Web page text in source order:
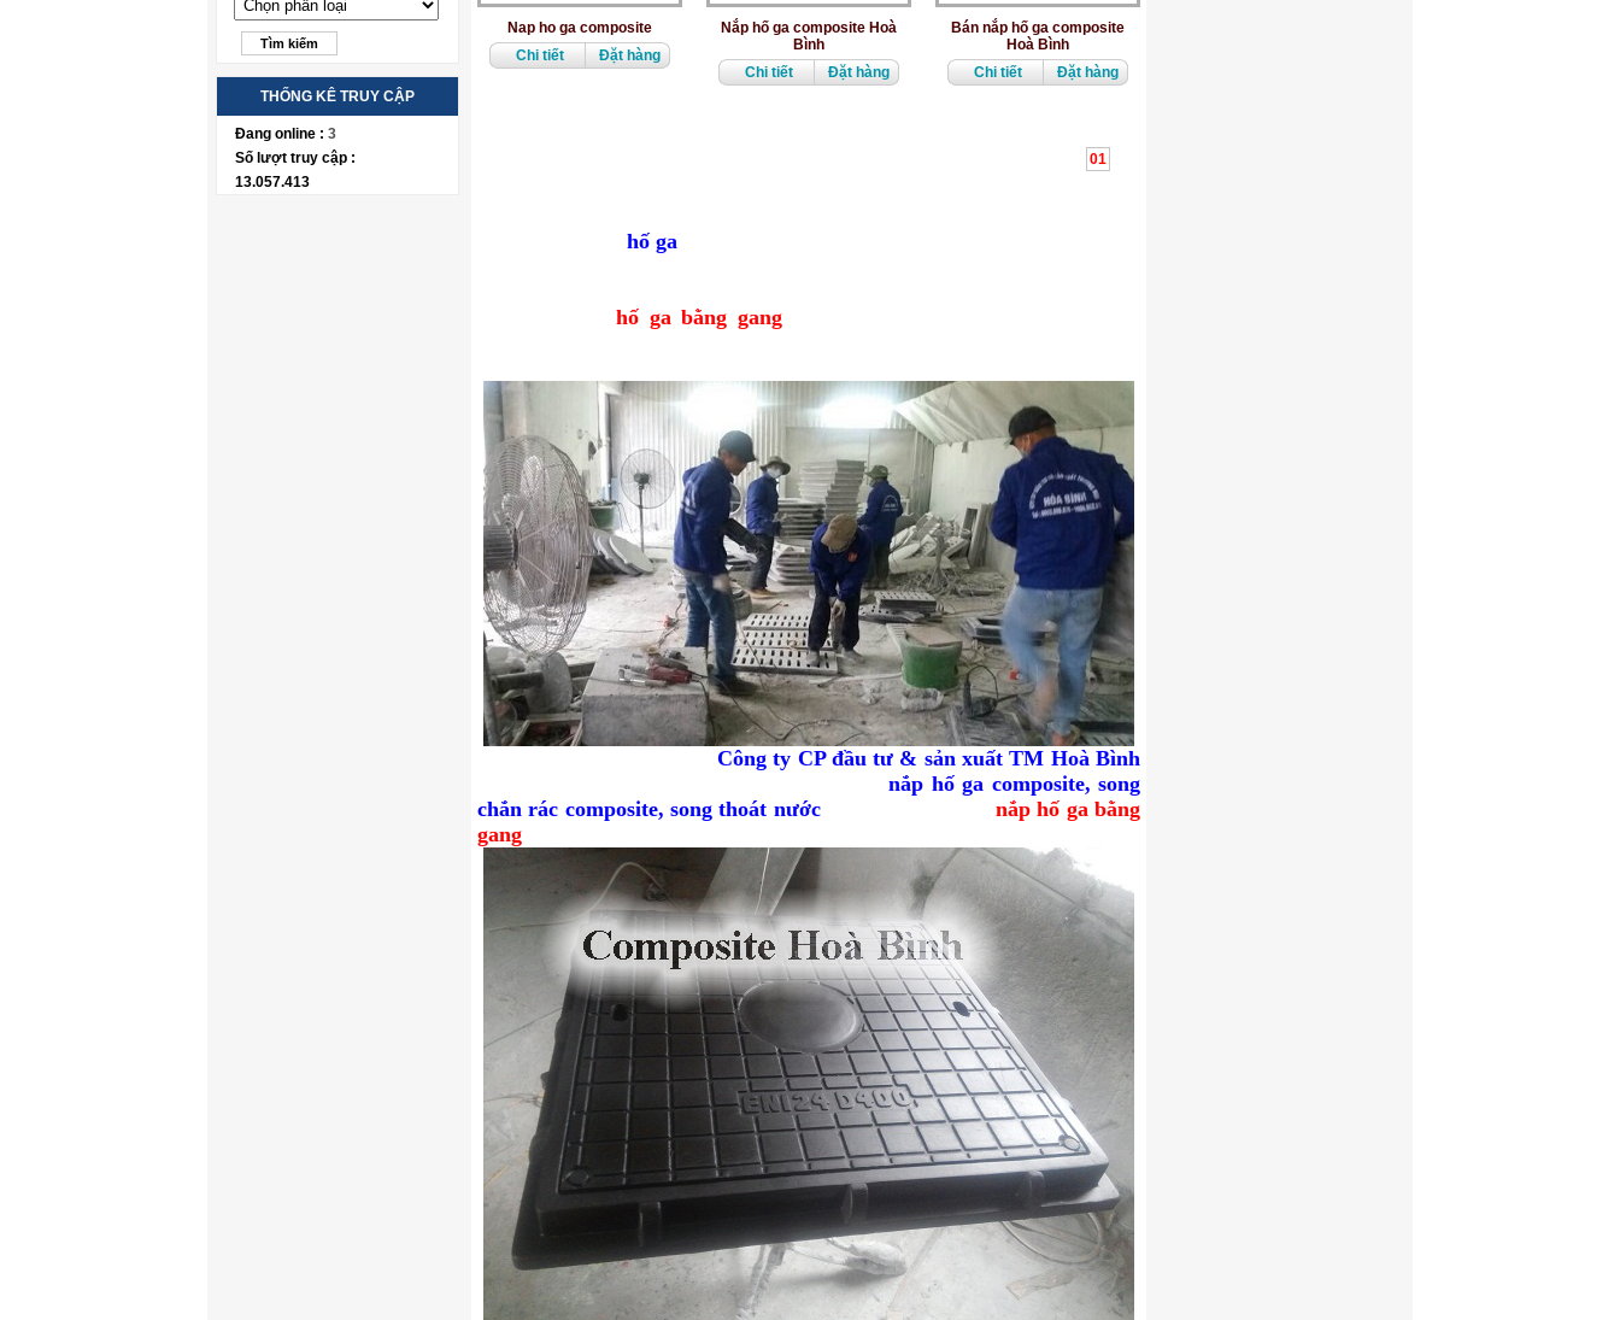
THỐNG KÊ TRUY CẬP
Đang online : 3
Số lượt truy cập :
13.057.413
Nap ho ga composite
Chi tiết
Đặt hàng
Nắp hố ga composite Hoà
Bình
Chi tiết
Đặt hàng
Bán nắp hố ga composite
Hoà Bình
Chi tiết
Đặt hàng
01
hố ga
hố ga bằng gangbị mất nắp, tạo “hố” nguy hiểm trên
Công ty CP đầu tư & sản xuất TM Hoà Bình
đã đầu tư nghiên cứu và sản xuất ra các loạinắp hố ga composite, song
chắn rác composite, song thoát nướcsong song với loạinắp hố ga bằng
gang